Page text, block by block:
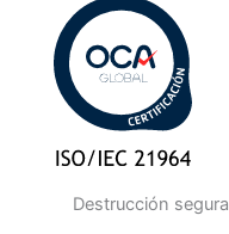
Destrucción